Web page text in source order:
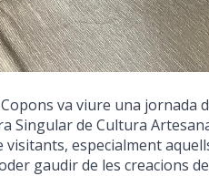
va viure una jornada
Singular de Cultura
especialment
gaudir de les creacions